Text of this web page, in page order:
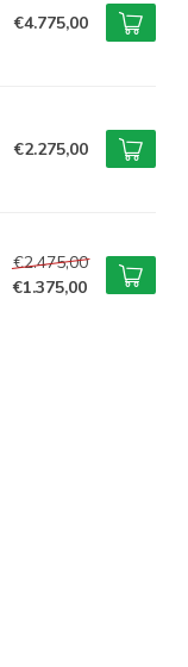
€4.775,00
€2.275,00
€2.475,00
€1.375,00